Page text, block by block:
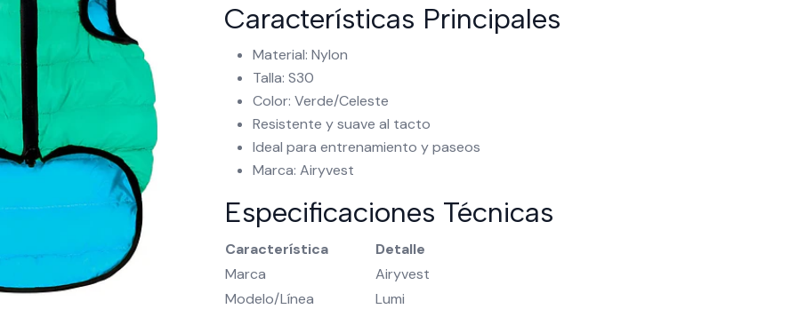
Características Principales
Material: Nylon
Talla: S30
Color: Verde/Celeste
Resistente y suave al tacto
Ideal para entrenamiento y paseos
Marca: Airyvest
Especificaciones Técnicas
Característica
Detalle
Marca
Airyvest
Modelo/Línea
Lumi